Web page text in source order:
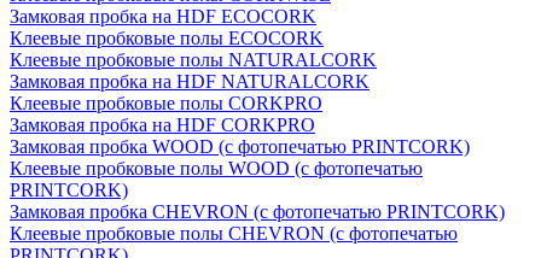
Замковая пробка на HDF ECOCORK
Клеевые пробковые полы ECOCORK
Клеевые пробковые полы NATURALCORK
Замковая пробка на HDF NATURALCORK
Клеевые пробковые полы CORKPRO
Замковая пробка на HDF CORKPRO
Замковая пробка WOOD (с фотопечатью PRINTCORK)
Клеевые пробковые полы WOOD (с фотопечатью
PRINTCORK)
Замковая пробка CHEVRON (с фотопечатью PRINTCORK)
Клеевые пробковые полы CHEVRON (с фотопечатью